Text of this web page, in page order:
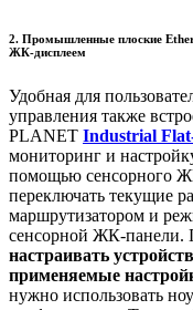
2. Промышленные плоские
ЖК-дисплеем
Удобная для
управления также
PLANET Industrial
мониторинг и
помощью сенсорного
переключать текущие
маршрутизатором и
сенсорной ЖК-панели.
настраивать
применяемые
нужно использовать